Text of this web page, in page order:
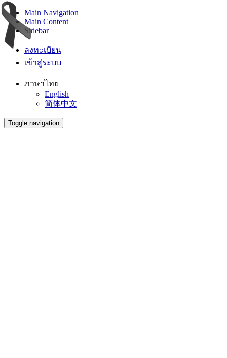
Main Navigation
Main Content
Sidebar
ลงทะเบียน
เข้าสู่ระบบ
ภาษาไทย
English
简体中文
Toggle navigation